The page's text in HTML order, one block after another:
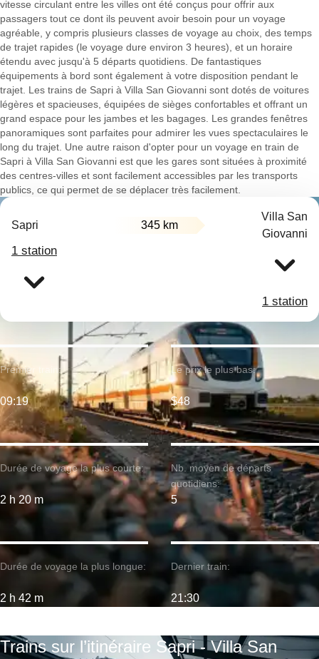
vitesse circulant entre les villes ont été conçus pour offrir aux
passagers tout ce dont ils peuvent avoir besoin pour un voyage
agréable, y compris plusieurs classes de voyage au choix, des temps
de trajet rapides (le voyage dure environ 3 heures), et un horaire
étendu avec jusqu'à 5 départs quotidiens. De fantastiques
équipements à bord sont également à votre disposition pendant le
trajet. Les trains de Sapri à Villa San Giovanni sont dotés de voitures
légères et spacieuses, équipées de sièges confortables et offrant un
grand espace pour les jambes et les bagages. Les grandes fenêtres
panoramiques sont parfaites pour admirer les vues spectaculaires le
long du trajet. Une autre raison d'opter pour un voyage en train de
Sapri à Villa San Giovanni est que les gares sont situées à proximité
des centres-villes et sont facilement accessibles par les transports
publics, ce qui permet de se déplacer très facilement.
Sapri 345 km
Villa San
Giovanni
1 station
1 station
Durée de voyage la plus courte:
2 h 20 m
Premier train:
09:19
Durée de voyage la plus longue:
2 h 42 m
Le prix le plus bas:
$48
Nb. moyen de départs
quotidiens:
5
Dernier train:
21:30
Trains sur l’itinéraire Sapri - Villa San